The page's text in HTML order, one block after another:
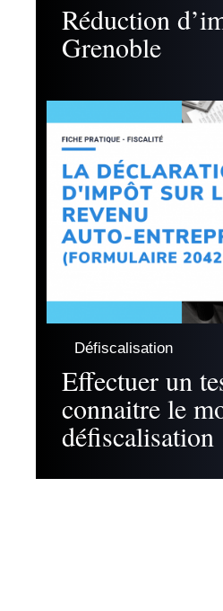
Réduction
Grenoble
Défiscalisation
Effectuer un
connaitre le
défiscalisation